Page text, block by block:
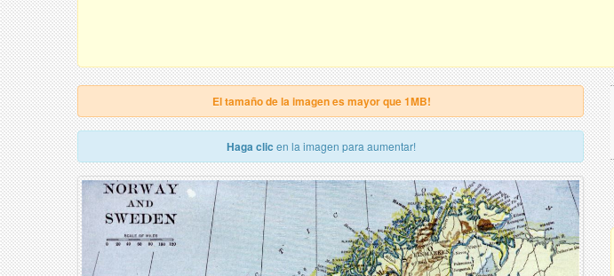
El tamaño de la imagen es mayor que 1MB!
Haga clic en la imagen para aumentar!